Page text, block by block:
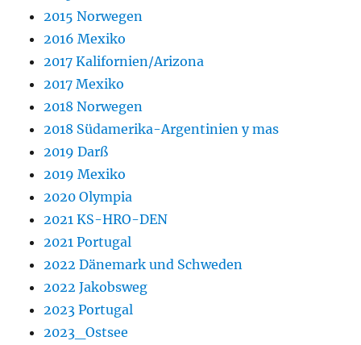
2015 Norwegen
2016 Mexiko
2017 Kalifornien/Arizona
2017 Mexiko
2018 Norwegen
2018 Südamerika-Argentinien y mas
2019 Darß
2019 Mexiko
2020 Olympia
2021 KS-HRO-DEN
2021 Portugal
2022 Dänemark und Schweden
2022 Jakobsweg
2023 Portugal
2023_Ostsee